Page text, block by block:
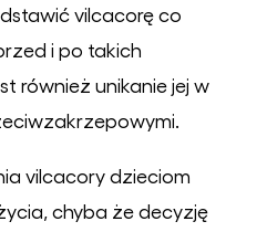
vilcacorę co
i po takich
również unikanie jej w
vilcacory dzieciom
chyba że decyzję